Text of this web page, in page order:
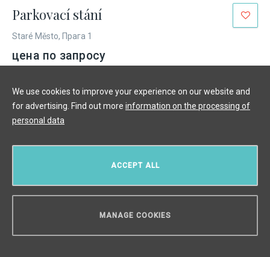
Parkovací stání
Staré Město, Прага 1
цена по запросу
ACCEPT ALL
MANAGE COOKIES
We use cookies to improve your experience on our website and
for advertising. Find out more information on the processing of
personal data